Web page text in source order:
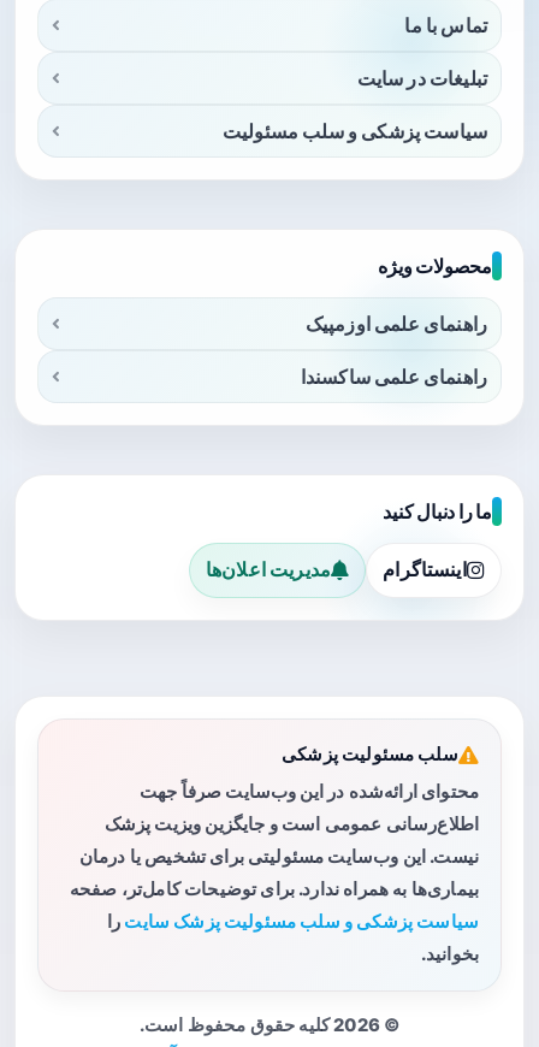
تماس با ما
تبلیغات در سایت
سیاست پزشکی و سلب مسئولیت
محصولات ویژه
راهنمای علمی اوزمپیک
راهنمای علمی ساکسندا
ما را دنبال کنید
اینستاگرام مدیریت اعلان‌ها
سلب مسئولیت پزشکی
محتوای ارائه‌شده در این وب‌سایت صرفاً جهت
اطلاع‌رسانی عمومی است و جایگزین ویزیت پزشک
نیست. این وب‌سایت مسئولیتی برای تشخیص یا درمان
بیماری‌ها به همراه ندارد. برای توضیحات کامل‌تر، صفحه
سیاست پزشکی و سلب مسئولیت پزشک سایت را
بخوانید.
© 2026 کلیه حقوق محفوظ است.